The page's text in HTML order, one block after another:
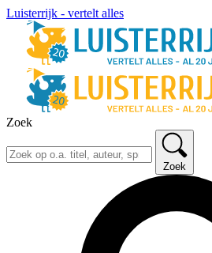
Luisterrijk - vertelt alles
Zoek
Zoek